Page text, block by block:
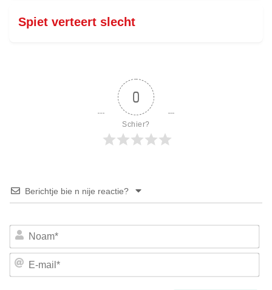
Spiet verteert slecht
0
Schier?
Berichtje bie n nije reactie?
E-